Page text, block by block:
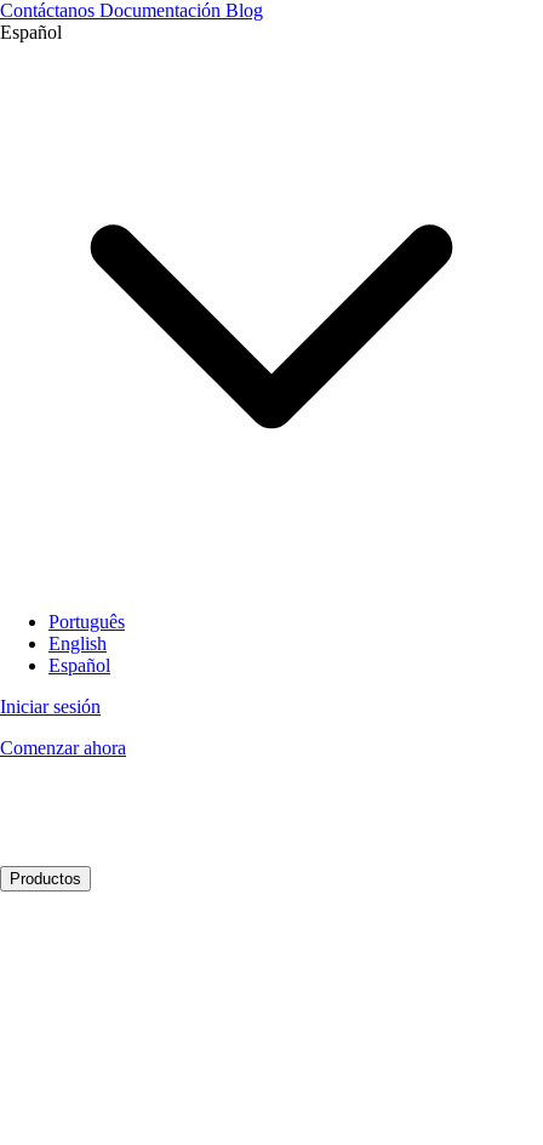
Contáctanos Documentación Blog
Español
Português
English
Español
Iniciar sesión
Comenzar ahora
Productos